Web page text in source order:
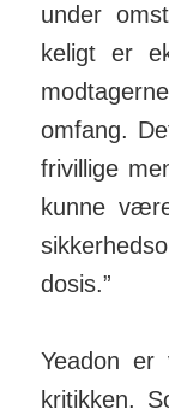
under
keligt er
om­fang.
fri­villige
kunne
dosis.”
Yeadon er
kri­tikken.